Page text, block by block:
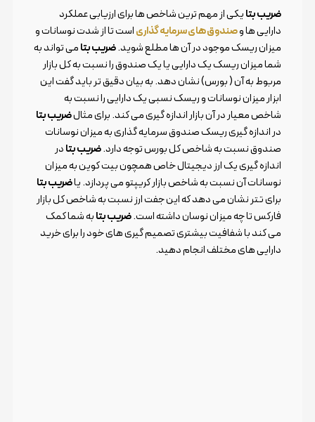
ضریب بتایکی از مهم ترین شاخص ها برای ارزیابی عملکرد
دارایی ها وصندوق های سرمایه گذاریاست تا از شدت نوسانات و
میزان ریسک موجود در آن ها مطلع شوید.ضریب بتامی تواند به
شما میزان ریسک یک دارایی یا یک صندوق را نسبت به کل بازار
مربوط به آن ( بورس) نشان دهد. به بیان دقیق تر باید گفت این
ابزار میزان نوسانات و ریسک نسبی یک دارایی را نسبت به
شاخص معیار در آن بازار اندازه گیری می کند. برای مثالضریب بتا
در اندازه گیری ریسک صندوق سرمایه گذاری به میزان نوسانات
صندوق نسبت به شاخص کل بورس توجه دارد.ضریب بتادر
اندازه گیری یک ارز دیجیتال خاص همچون بیت کوین به میزان
نوسانات آن نسبت به شاخص بازار کریپتو می پردازد. یاضریب بتا
برای تتر نشان می دهد که این جفت ارز نسبت به شاخص کل بازار
فارکس تا چه میزان نوسان داشته است.ضریب بتابه شما کمک
می کند با شفافیت بیشتری تصمیم گیری های خود را برای خرید
دارایی های مختلف انجام دهید.